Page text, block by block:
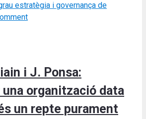
estratègia i governança de
i J. Ponsa:
una organització data
un repte purament